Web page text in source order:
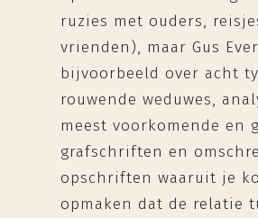
ruzies met ouders,
vrienden), maar Gus
bijvoorbeeld over acht
rouwende weduwes,
meest voorkomende en
grafschriften en
opschriften waaruit je
opmaken dat de relatie